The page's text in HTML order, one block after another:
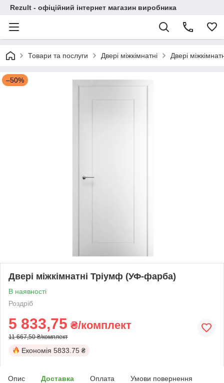
Rezult - офіційний інтернет магазин виробника
Товари та послуги Двері міжкімнатні Двері
–50%
Двері міжкімнатні Тріумф (УФ-фарба)
В наявності
Роздріб
5 833,75 ₴/комплект
11 667,50 ₴/комплект
Економія 5833.75 ₴
Опис Доставка Оплата Умови повернення